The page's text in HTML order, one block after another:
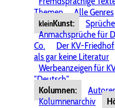
Themen
Alle Genres
kleinKunst:
Anmachsprüche für
Co.
Der KV-Friedhof
als gar keine Literatur
Werbeanzeigen für
"Deutsch"
Kolumnen:
Kolumnenarchiv